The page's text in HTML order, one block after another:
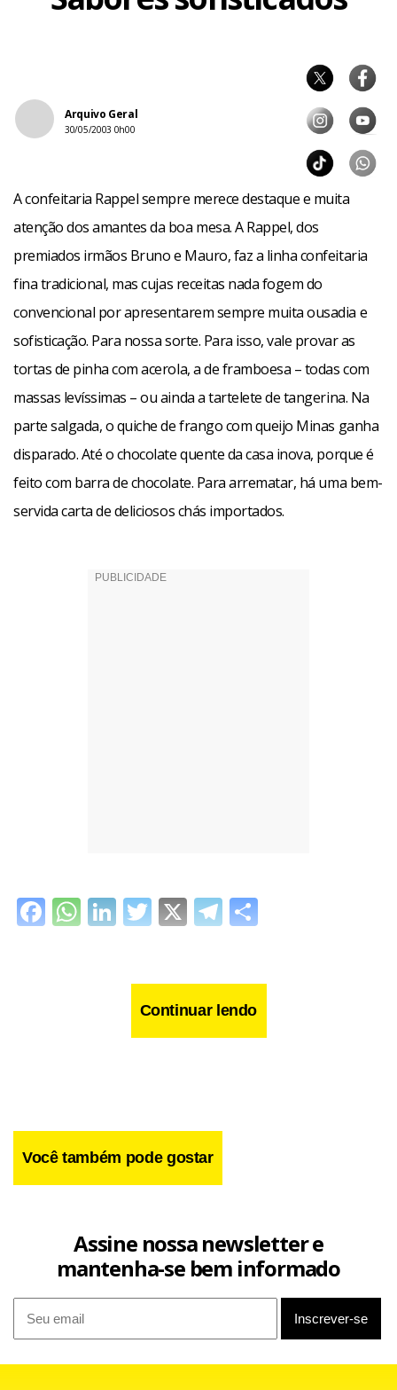
Arquivo Geral
30/05/2003 0h00
A confeitaria Rappel sempre merece destaque e muita
atenção dos amantes da boa mesa. A Rappel, dos
premiados irmãos Bruno e Mauro, faz a linha confeitaria
fina tradicional, mas cujas receitas nada fogem do
convencional por apresentarem sempre muita ousadia e
sofisticação. Para nossa sorte. Para isso, vale provar as
tortas de pinha com acerola, a de framboesa – todas com
massas levíssimas – ou ainda a tartelete de tangerina. Na
parte salgada, o quiche de frango com queijo Minas ganha
disparado. Até o chocolate quente da casa inova, porque é
feito com barra de chocolate. Para arrematar, há uma bem-
servida carta de deliciosos chás importados.
Facebook
WhatsApp
LinkedIn
Twitter
X Telegram
Continuar lendo
Você também pode gostar
Assine nossa newsletter e
mantenha-se bem informado